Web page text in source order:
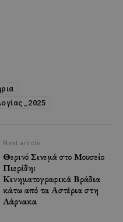
Next article
Θερινό Σινεμά στο Μουσείο
Πιερίδη:
Κινηματογραφικά Βράδια
κάτω από τα Αστέρια στη
Λάρνακα